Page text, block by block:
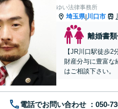
ゆい法律事務所
埼玉県|川口市
離婚書
【JR川口駅徒歩
財産分与に豊富な
はご相談下さい。
電話でお問い合わせ